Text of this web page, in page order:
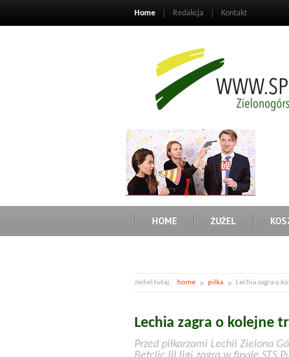
Home Redakcja Kontakt
HOME ŻUŻEL
Jesteś tutaj: home pilka Lechia zagra o
Lechia zagra o kolejne
Przed piłkarzami Lechii Zielona